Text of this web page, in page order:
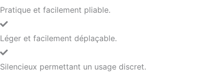
Pratique et facilement pliable.
Léger et facilement déplaçable.
Silencieux permettant un usage discret.